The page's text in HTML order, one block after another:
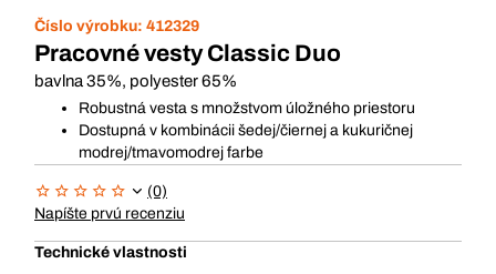
Číslo výrobku: 412329
Pracovné vesty Classic Duo
bavlna 35%, polyester 65%
Robustná vesta s množstvom úložného priestoru
Dostupná v kombinácii šedej/čiernej a kukuričnej
modrej/tmavomodrej farbe
(0)
Napíšte prvú recenziu
Technické vlastnosti